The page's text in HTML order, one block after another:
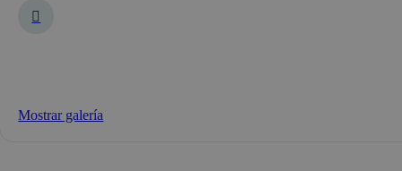
Mostrar galería